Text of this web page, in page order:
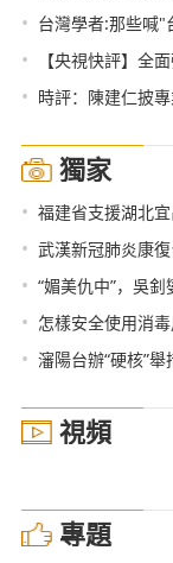
• 台灣學者:那些喊"
• 【央視快評】全
• 時評：陳建仁披
獨家
• 福建省支援湖北
• 武漢新冠肺炎康
• “媚美仇中”，吳釗
• 怎樣安全使用消
• 瀋陽台辦“硬核”
視頻
專題